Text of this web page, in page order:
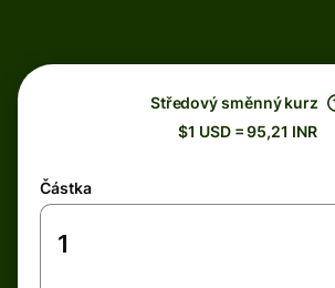
Středový směnný kurz
$1 USD = 95,21 INR
Částka